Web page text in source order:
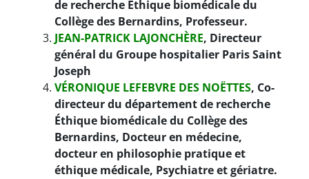
de recherche Éthique biomédicale du
Collège des Bernardins, Professeur.
JEAN-PATRICK LAJONCHÈRE, Directeur
général du Groupe hospitalier Paris Saint
Joseph
VÉRONIQUE LEFEBVRE DES NOËTTES, Co-
directeur du département de recherche
Éthique biomédicale du Collège des
Bernardins, Docteur en médecine,
docteur en philosophie pratique et
éthique médicale, Psychiatre et gériatre.